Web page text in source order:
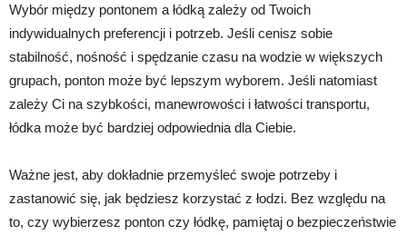
Wybór między pontonem a łódką zależy od Twoich
indywidualnych preferencji i potrzeb. Jeśli cenisz sobie
stabilność, nośność i spędzanie czasu na wodzie w większych
grupach, ponton może być lepszym wyborem. Jeśli natomiast
zależy Ci na szybkości, manewrowości i łatwości transportu,
łódka może być bardziej odpowiednia dla Ciebie.
Ważne jest, aby dokładnie przemyśleć swoje potrzeby i
zastanowić się, jak będziesz korzystać z łodzi. Bez względu na
to, czy wybierzesz ponton czy łódkę, pamiętaj o bezpieczeństwie